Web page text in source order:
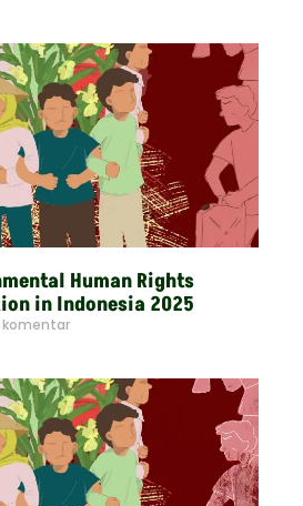
Human Rights
in Indonesia 2025
komentar